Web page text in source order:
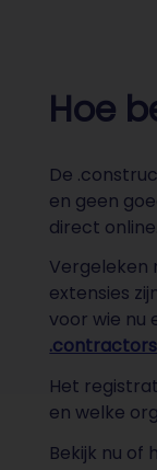
Hoe
De
en geen
direct
Vergeleken
extensies
voor wie nu
Het
en welke
Bekijk nu of